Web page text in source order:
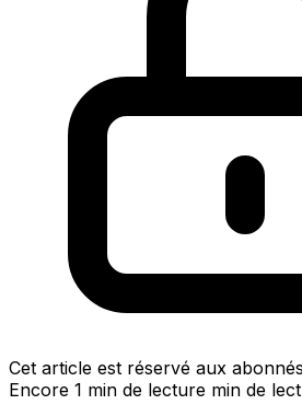
Cet article est réservé aux abonnés
Encore 1 min de lecture min de